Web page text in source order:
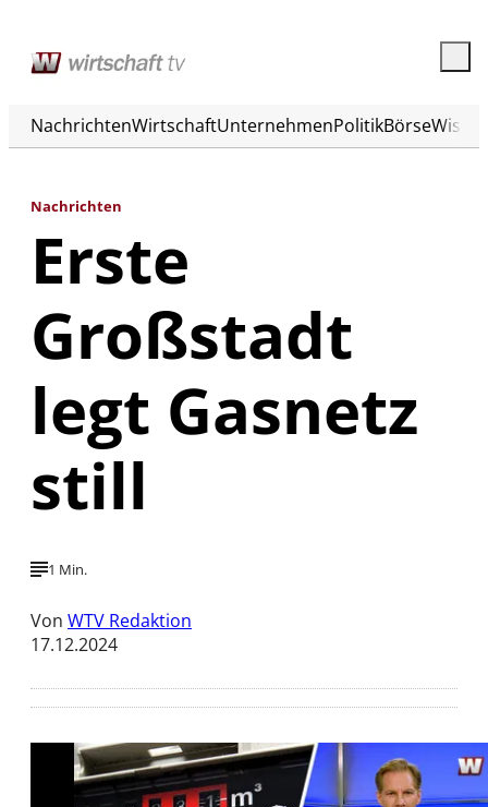
NachrichtenWirtschaftUnternehmenPolitikBörse
Nachrichten
Erste
Großstadt
legt Gasnetz
still
1 Min.
Von WTV Redaktion
17.12.2024